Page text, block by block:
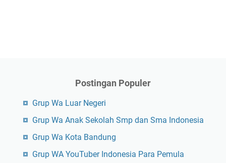
Postingan Populer
Grup Wa Luar Negeri
Grup Wa Anak Sekolah Smp dan Sma Indonesia
Grup Wa Kota Bandung
Grup WA YouTuber Indonesia Para Pemula